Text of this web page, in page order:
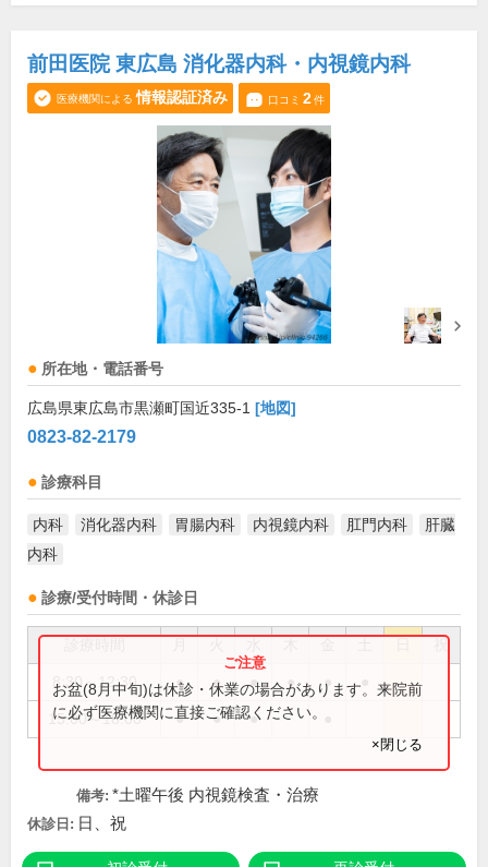
前田医院 東広島 消化器内科・内視鏡内科
医療機関による 情報認証済み 口コミ 2件
所在地・電話番号
広島県東広島市黒瀬町国近335-1 [地図]
0823-82-2179
診療科目
内科 消化器内科 胃腸内科 内視鏡内科 肛門内科
肝臓
内科
診療/受付時間・休診日
祝
8:30～12:30 ● ● ● ● ●
15:00～18:00 ● ● ●
お盆(8月中旬)は休診・休業の場合があります。来院前
に必ず医療機関に直接ご確認ください。
×閉じる
備考: *土曜午後 内視鏡検査・治療
休診日: 日、祝